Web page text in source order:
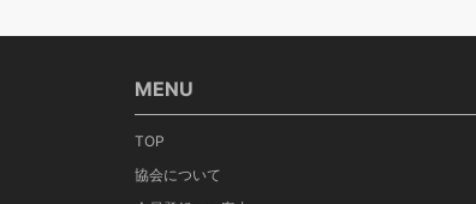
MENU
TOP
協会について